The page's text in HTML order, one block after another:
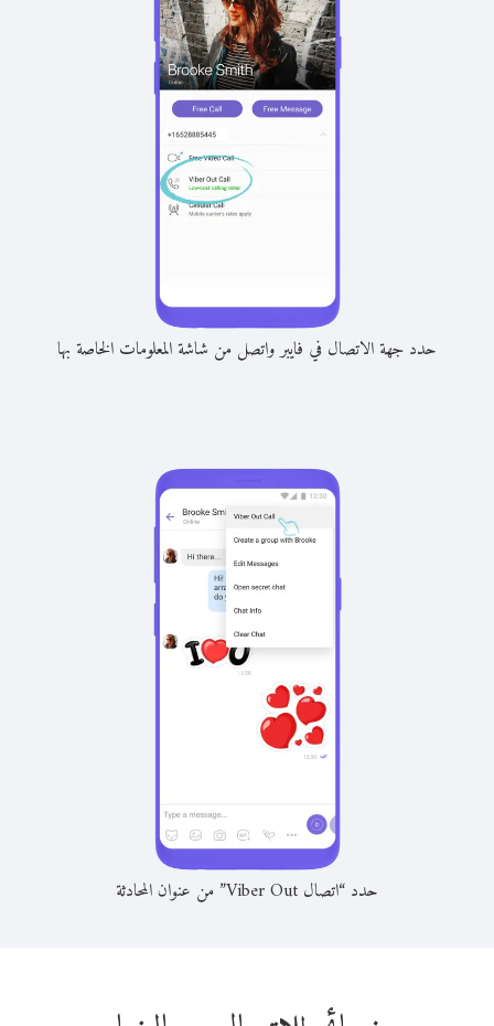
حدد جهة الاتصال في فايبر واتصل من شاشة المعلومات الخاصة بها
حدد “اتصال Viber Out” من عنوان المحادثة